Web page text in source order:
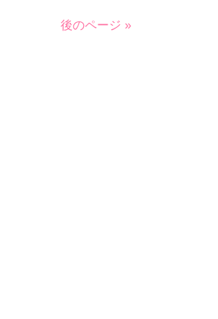
後のページ »